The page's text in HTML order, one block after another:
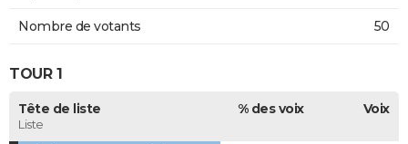
Nombre de votants 50
TOUR 1
Tête de liste
Liste
% des voix Voix